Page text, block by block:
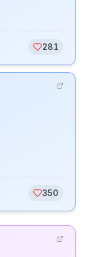
281
350